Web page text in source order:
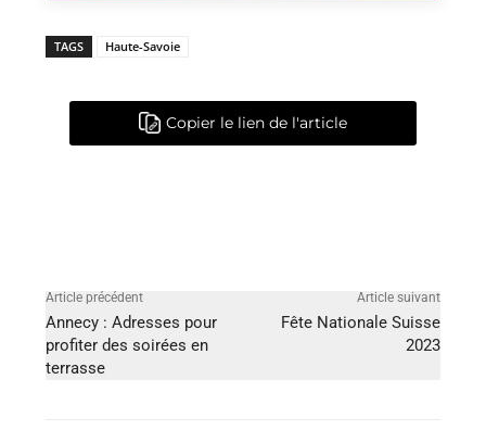
TAGS Haute-Savoie
Copier le lien de l'article
Article précédent
Annecy : Adresses pour
profiter des soirées en
terrasse
Article suivant
Fête Nationale Suisse
2023